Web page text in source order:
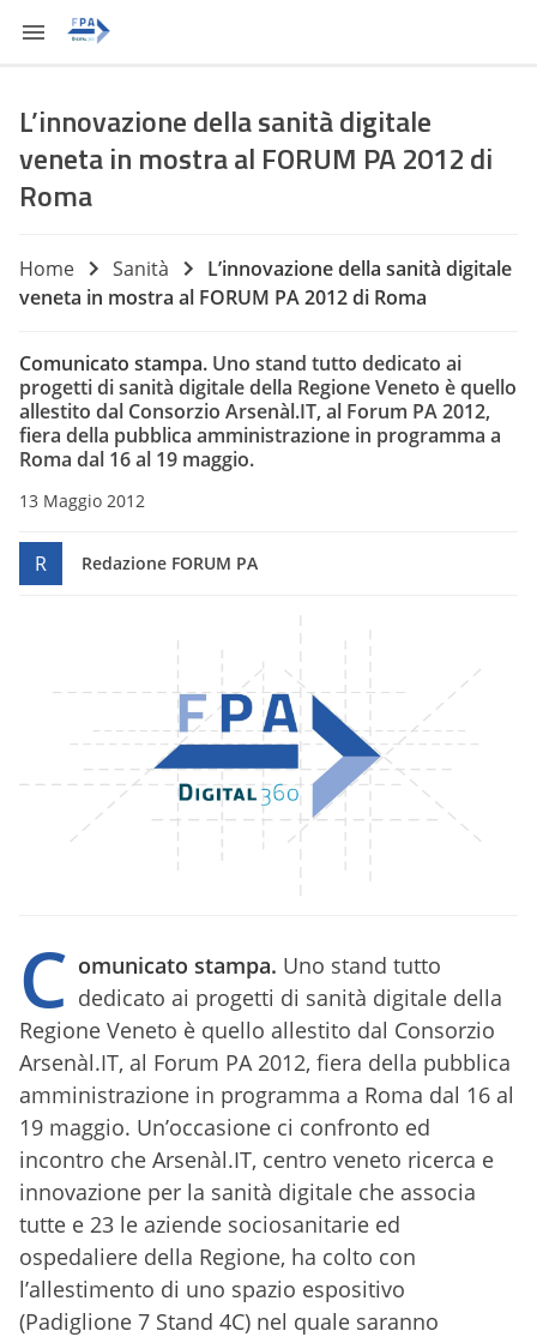
L’innovazione della sanità digitale
veneta in mostra al FORUM PA 2012 di
Roma
Home Sanità
L’innovazione della sanità digitale
veneta in mostra al FORUM PA 2012 di Roma
Comunicato stampa. Uno stand tutto dedicato ai
progetti di sanità digitale della Regione Veneto è quello
allestito dal Consorzio Arsenàl.IT, al Forum PA 2012,
fiera della pubblica amministrazione in programma a
Roma dal 16 al 19 maggio.
13 Maggio 2012
R Redazione FORUM PA
C omunicato stampa. Uno stand tutto
dedicato ai progetti di sanità digitale della
Regione Veneto è quello allestito dal Consorzio
Arsenàl.IT, al Forum PA 2012, fiera della pubblica
amministrazione in programma a Roma dal 16 al
19 maggio. Un’occasione ci confronto ed
incontro che Arsenàl.IT, centro veneto ricerca e
innovazione per la sanità digitale che associa
tutte e 23 le aziende sociosanitarie ed
ospedaliere della Regione, ha colto con
l’allestimento di uno spazio espositivo
(Padiglione 7 Stand 4C) nel quale saranno